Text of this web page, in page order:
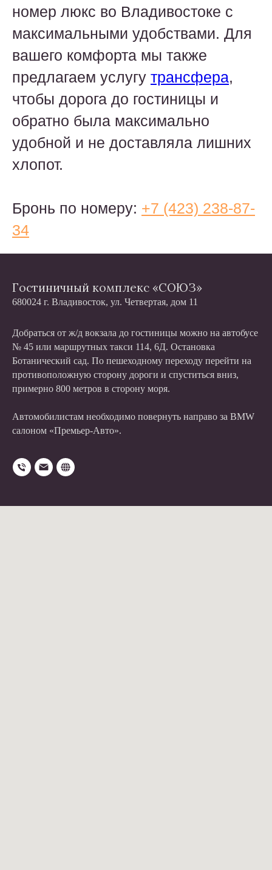
номер люкс во Владивостоке с
максимальными удобствами. Для
вашего комфорта мы также
предлагаем услугу трансфера,
чтобы дорога до гостиницы и
обратно была максимально
удобной и не доставляла лишних
хлопот.
Бронь по номеру: +7 (423) 238-87-
34
Гостиничный комплекс «СОЮЗ»
680024 г. Владивосток, ул. Четвертая, дом 11
Добраться от ж/д вокзала до гостиницы можно на автобусе
№ 45 или маршрутных такси 114, 6Д. Остановка
Ботанический сад. По пешеходному переходу перейти на
противоположную сторону дороги и спуститься вниз,
примерно 800 метров в сторону моря.
Автомобилистам необходимо повернуть направо за BMW
салоном «Премьер-Авто».